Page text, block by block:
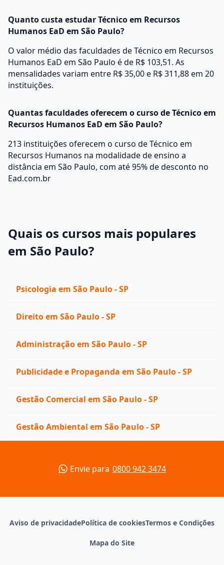
Quanto custa estudar Técnico em Recursos
Humanos EaD em São Paulo?
O valor médio das faculdades de Técnico em Recursos
Humanos EaD em São Paulo é de R$ 103,51. As
mensalidades variam entre R$ 35,00 e R$ 311,88 em 20
instituições.
Quantas faculdades oferecem o curso de Técnico em
Recursos Humanos EaD em São Paulo?
213 instituições oferecem o curso de Técnico em
Recursos Humanos na modalidade de ensino a
distância em São Paulo, com até 95% de desconto no
Ead.com.br
Quais os cursos mais populares
em São Paulo?
Psicologia em São Paulo - SP
Direito em São Paulo - SP
Administração em São Paulo - SP
Publicidade e Propaganda em São Paulo - SP
Gestão Comercial em São Paulo - SP
Gestão Ambiental em São Paulo - SP
Envie para 0800 942 3474
Aviso de privacidadePolítica de cookiesTermos e Condições
Mapa do Site